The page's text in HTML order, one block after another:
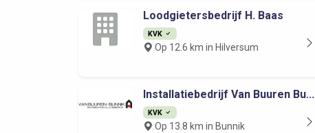
Loodgietersbedrijf H. Baas
KVK
Op 12.6 km in Hilversum
Installatiebedrijf Van Buuren Bu...
KVK
Op 13.8 km in Bunnik